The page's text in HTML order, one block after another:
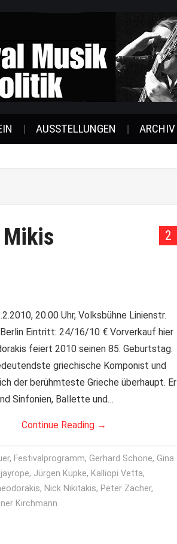
AUSSTELLUNGEN ARCHIV
2
Mikis
20.00 Uhr, Volksbühne Linienstr.
Eintritt: 24/16/10 € Vorverkauf hier
feiert 2010 seinen 85. Geburtstag.
griechische Komponist und
der berühmteste Grieche überhaupt. Er
Sinfonien, Ballette und…
Continue Reading →
, Festivalprogramm, Gerhard Schöne, Gina
jayrope, Jürgen Kupke, Kalliopi Vetta,
, Nick Nikitakis, Peter Zacher,
Kirchmann